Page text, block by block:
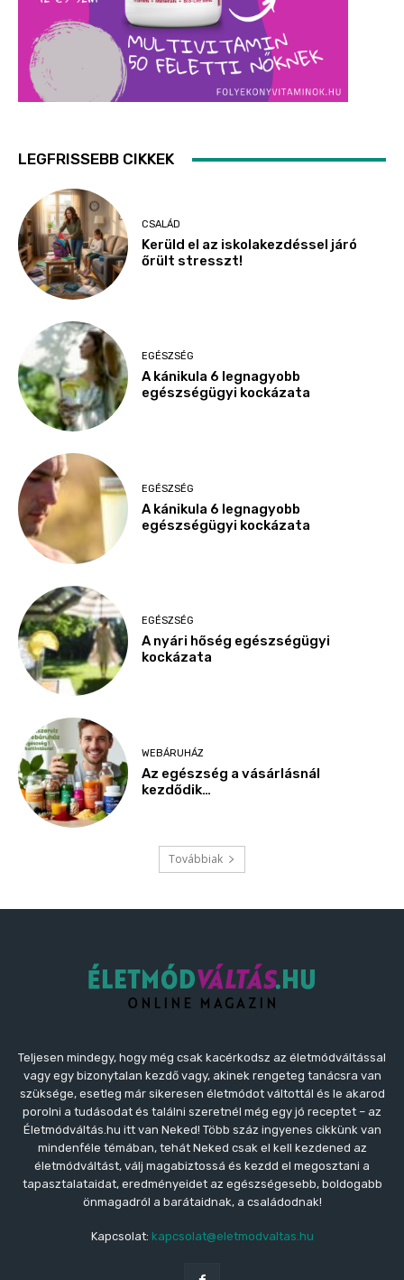
LEGFRISSEBB CIKKEK
CSALÁD
Kerüld el az iskolakezdéssel járó
őrült stresszt!
EGÉSZSÉG
A kánikula 6 legnagyobb
egészségügyi kockázata
EGÉSZSÉG
A kánikula 6 legnagyobb
egészségügyi kockázata
EGÉSZSÉG
A nyári hőség egészségügyi
kockázata
WEBÁRUHÁZ
Az egészség a vásárlásnál
kezdődik…
Továbbiak
Teljesen mindegy, hogy még csak kacérkodsz az életmódváltással
vagy egy bizonytalan kezdő vagy, akinek rengeteg tanácsra van
szüksége, esetleg már sikeresen életmódot váltottál és le akarod
porolni a tudásodat és találni szeretnél még egy jó receptet – az
Életmódváltás.hu itt van Neked! Több száz ingyenes cikkünk van
mindenféle témában, tehát Neked csak el kell kezdened az
életmódváltást, válj magabiztossá és kezdd el megosztani a
tapasztalataidat, eredményeidet az egészségesebb, boldogabb
önmagadról a barátaidnak, a családodnak!
Kapcsolat: kapcsolat@eletmodvaltas.hu